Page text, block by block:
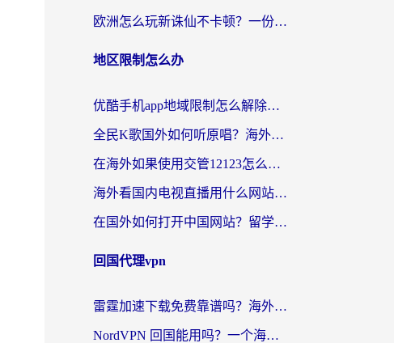
欧洲怎么玩新诛仙不卡顿？一份给海外游子的国服游戏畅玩指南
地区限制怎么办
优酷手机app地域限制怎么解除？海外党亲测有效的追剧方案
全民K歌国外如何听原唱？海外党亲测有效的回国加速器选择指南
在海外如果使用交管12123怎么处理？留学生亲测有效的回国加速方案
海外看国内电视直播用什么网站比较好？一篇解决你所有追剧难题的实用指南
在国外如何打开中国网站？留学生与海外华人的无缝访问指南
回国代理vpn
雷霆加速下载免费靠谱吗？海外党选回国加速器的避坑指南（附热门工具对比）
NordVPN 回国能用吗？一个海外用户必须面对的真实困境